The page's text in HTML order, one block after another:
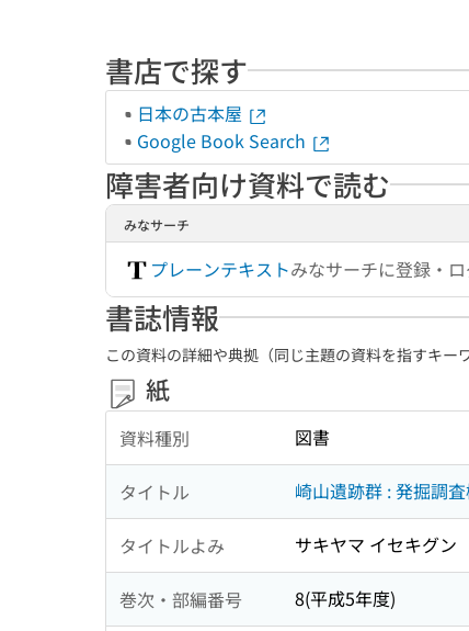
書店で探す
日本の古本屋
Google Book Search
障害者向け資料で読む
みなサーチ
プレーンテキストみなサーチに登録・
書誌情報
この資料の詳細や典拠（同じ主題の資料を指すキー
紙
資料種別 図書
タイトル 崎山遺跡群 : 発掘調
タイトルよみ サキヤマ イセキグン
巻次・部編番号 8(平成5年度)